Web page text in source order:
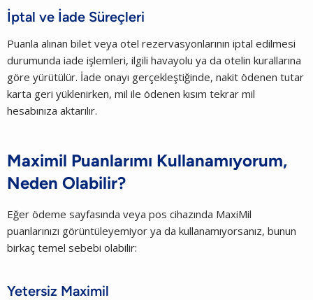
İptal ve İade Süreçleri
Puanla alınan bilet veya otel rezervasyonlarının iptal edilmesi
durumunda iade işlemleri, ilgili havayolu ya da otelin kurallarına
göre yürütülür. İade onayı gerçekleştiğinde, nakit ödenen tutar
karta geri yüklenirken, mil ile ödenen kısım tekrar mil
hesabınıza aktarılır.
Maximil Puanlarımı Kullanamıyorum,
Neden Olabilir?
Eğer ödeme sayfasında veya pos cihazında MaxiMil
puanlarınızı görüntüleyemiyor ya da kullanamıyorsanız, bunun
birkaç temel sebebi olabilir:
Yetersiz Maximil